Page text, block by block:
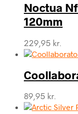
Noctua
120mm
229,95 kr.
89,95 kr.